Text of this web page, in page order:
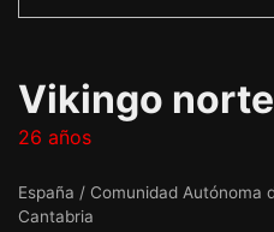
Vikingo norte
26 años
España / Comunidad Autónoma
Cantabria